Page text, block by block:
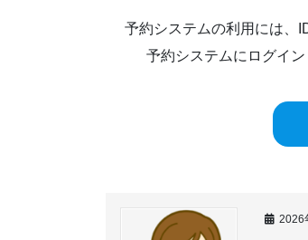
予約システムの利用には、
予約システムにログイ
2026